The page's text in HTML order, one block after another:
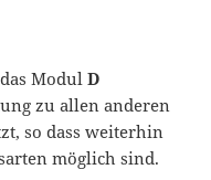
ModulD
zu allen anderen
so dass weiterhin
möglich sind.